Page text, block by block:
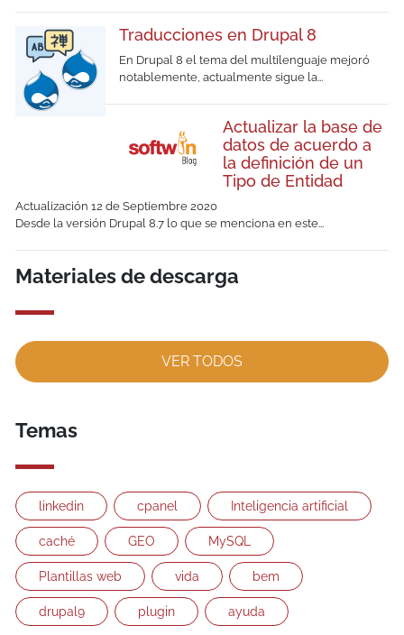
Traducciones en Drupal 8
En Drupal 8 el tema del multilenguaje mejoró
notablemente, actualmente sigue la...
Actualizar la base de
datos de acuerdo a
la definición de un
Tipo de Entidad
Actualización 12 de Septiembre 2020
Desde la versión Drupal 8.7 lo que se menciona en este...
Materiales de descarga
VER TODOS
Temas
linkedin cpanel Inteligencia artificial
caché GEO MySQL
Plantillas web vida bem
drupal9 plugin ayuda